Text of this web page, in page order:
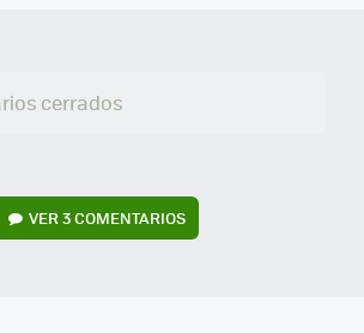
cerrados
VER3 COMENTARIOS